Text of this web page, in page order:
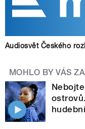
Audiosvět Českého
MOHLO BY VÁS